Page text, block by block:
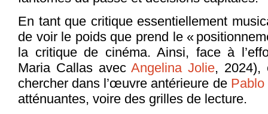
En tant que critique essentiellement
de voir le poids que prend le «
la critique de cinéma. Ainsi, face à
Maria Callas avecAngelina Jolie, 2024),
chercher dans l’œuvre antérieure de Pablo
atténuantes, voire des grilles de lecture.